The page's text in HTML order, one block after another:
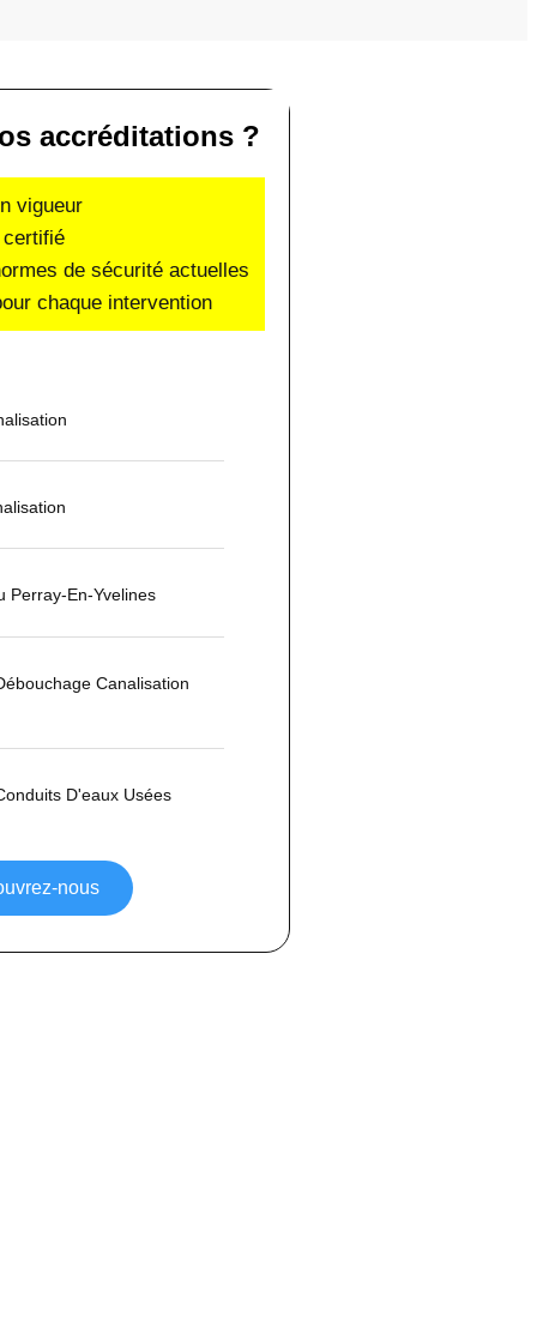
accréditations ?
vigueur
certifié
de sécurité actuelles
chaque intervention
Perray-En-Yvelines
Canalisation
D'eaux Usées
nous